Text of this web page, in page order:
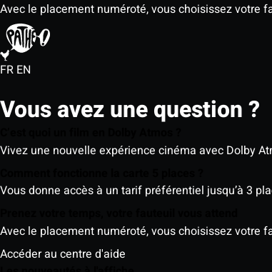
Avec le placement numéroté, vous choisissez votre
FR EN
Vous avez une question ?
Vivez une nouvelle expérience cinéma avec Dolby
Vous donne accès à un tarif préférentiel jusqu’à 3
Avec le placement numéroté, vous choisissez votre
Accéder au centre d'aide